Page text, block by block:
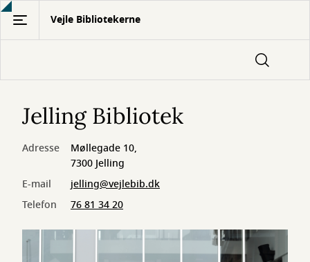
Gå
hovedindhold
Vejle Bibliotekerne
Jelling Bibliotek
Adresse
Møllegade 10,
7300 Jelling
E-mail
jelling@vejlebib.dk
Telefon
76 81 34 20